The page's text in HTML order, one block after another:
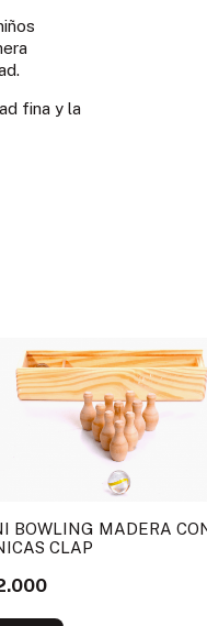
fina y la
BOWLING MADERA
CLAP